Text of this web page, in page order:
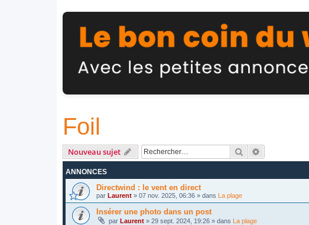
Foil
Nouveau sujet Rechercher
ANNONCES
Directwind : le vent en direct
par Laurent » 07 nov. 2025, 06:36 » dans La plage
Insérer une photo dans un post
par Laurent » 29 sept. 2024, 19:26 » dans La plage